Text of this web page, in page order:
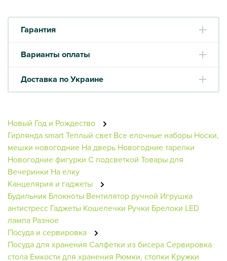
Гарантия
Варианты оплаты
Доставка по Украине
Новый Год и Рождество
Гирлянда smartТеплый свет Все елочные наборы Носки,
мешки новогодние На дверь Новогодние тарелки
Новогодние фигурки С подсветкой Товары для
Вечеринки На елку
Канцелярия и гаджеты
Будильник Блокноты Вентилятор ручной Игрушка
антистресс Гаджеты Кошелечки Ручки Брелоки LED
лампа Разное
Посуда и сервировка
Посуда для хранения Салфетки из бисераСервировка
стола Емкости для хранения Рюмки, стопки Кружки